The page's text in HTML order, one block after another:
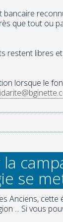
bancaire
que tout ou
restent libres
lorsque le
se
Anciens,
... Si vous